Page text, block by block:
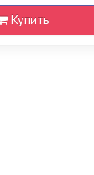
Купить